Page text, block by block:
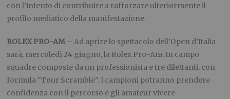
con l’intento di contribuire a rafforzare ulteriormente il
profilo mediatico della manifestazione.
ROLEX PRO-AM – Ad aprire lo spettacolo dell’Open d’Italia
sarà, mercoledì 24 giugno, la Rolex Pro-Am. In campo
squadre composte da un professionista e tre dilettanti, con
formula “Tour Scramble”. I campioni potranno prendere
confidenza con il percorso e gli amateur vivere